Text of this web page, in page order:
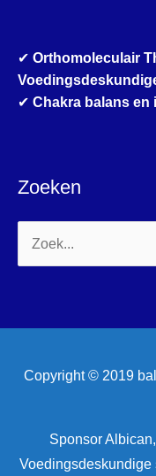
✔ Orthomoleculair
✔ Chakra balans en
Zoeken
Zoek
naar:
Copyright © 2019
Sponsor
Voedingsdeskundige